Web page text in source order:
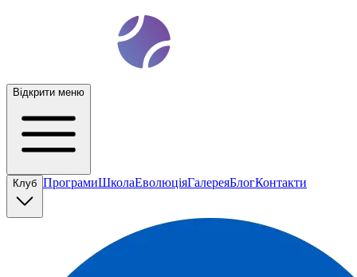
Відкрити меню
Клуб ПрограмиШколаЕволюціяГалереяБлогКонтакти